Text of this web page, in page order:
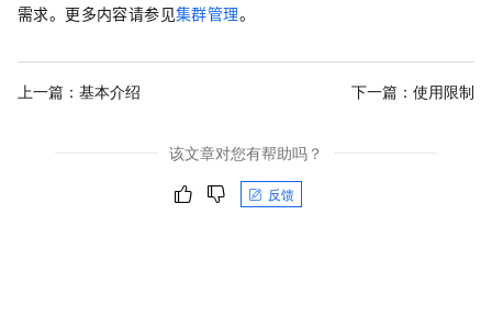
需求。更多内容请参见集群管理。
上一篇： 基本介绍 下一篇： 使用限制
该文章对您有帮助吗？
反馈